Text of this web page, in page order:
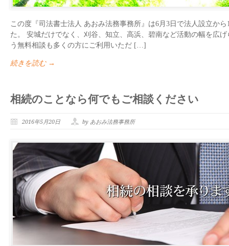
この度『司法書士法人 あおみ法務事務所』は6月3日で法人設立か
た。 安城だけでなく、刈谷、知立、高浜、碧南など活動の幅を広
う無料相談も多くの方にご利用いただ […]
続きを読む →
相続のことなら何でもご相談ください
2016年5月20日 by あおみ法務事務所